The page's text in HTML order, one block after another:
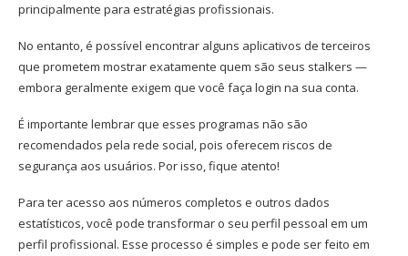
principalmente para estratégias profissionais.
No entanto, é possível encontrar alguns aplicativos de terceiros
que prometem mostrar exatamente quem são seus stalkers —
embora geralmente exigem que você faça login na sua conta.
É importante lembrar que esses programas não são
recomendados pela rede social, pois oferecem riscos de
segurança aos usuários. Por isso, fique atento!
Para ter acesso aos números completos e outros dados
estatísticos, você pode transformar o seu perfil pessoal em um
perfil profissional. Esse processo é simples e pode ser feito em